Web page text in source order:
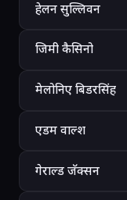
हेलन सुल्लिवन
जिमी कैसिनो
मेलोनिए बिडरसिंह
एडम वाल्श
गेराल्ड जॅक्सन